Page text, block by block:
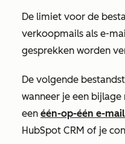
De limiet voor de
verkoopmails als e-
gesprekken worden
De volgende
wanneer je een
een één-op-één e-mail
HubSpot CRM of je